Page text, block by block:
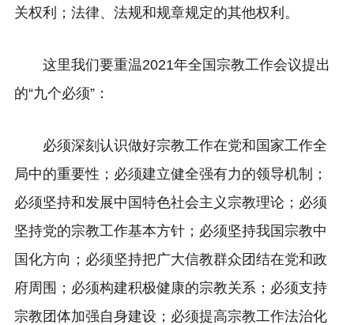
关权利； 法律、法规和规章规定的其他权利。
这里我们要重温2021年全国宗教工作会议提出
的“九个必须”：
必须深刻认识做好宗教工作在党和国家工作全
局中的重要性； 必须建立健全强有力的领导机制；
必须坚持和发展中国特色社会主义宗教理论； 必须
坚持党的宗教工作基本方针； 必须坚持我国宗教中
国化方向； 必须坚持把广大信教群众团结在党和政
府周围； 必须构建积极健康的宗教关系； 必须支持
宗教团体加强自身建设； 必须提高宗教工作法治化